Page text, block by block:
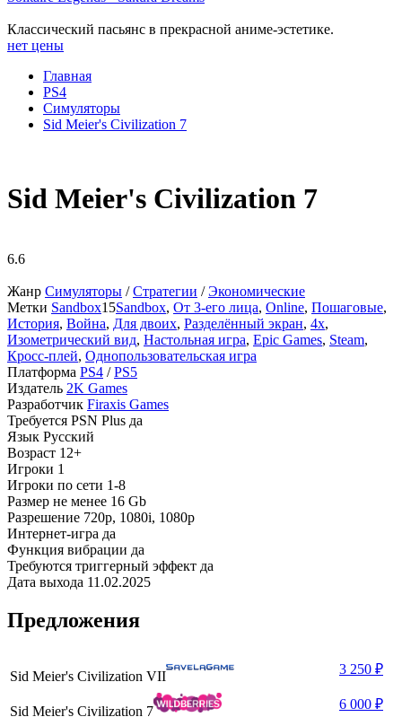
Классический пасьянс в прекрасной аниме-эстетике.
нет цены
Главная
PS4
Симуляторы
Sid Meier's Civilization 7
Sid Meier's Civilization 7
6.6
Жанр Симуляторы /Стратегии /Экономические
Метки Sandbox15Sandbox, От 3-его лица, Online, Пошаговые,
История, Война, Для двоих, Разделённый экран, 4x,
Изометрический вид, Настольная игра, Epic Games, Steam,
Кросс-плей, Однопользовательская игра
Платформа PS4 /PS5
Издатель 2K Games
Разработчик Firaxis Games
Требуется PSN Plus да
Язык Русский
Возраст 12+
Игроки 1
Игроки по сети 1-8
Размер не менее 16 Gb
Разрешение 720p, 1080i, 1080p
Интернет-игра да
Функция вибрации да
Требуются триггерный эффект да
Дата выхода 11.02.2025
Предложения
Sid Meier's Civilization VII 3 250 ₽
Sid Meier's Civilization 7 6 000 ₽